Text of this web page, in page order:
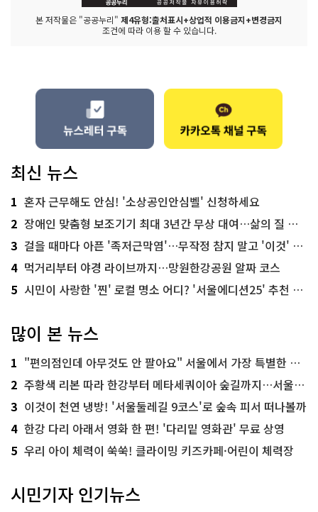
본 저작물은 "공공누리" 제4유형:출처표시+상업적 이용금지+변경금지
조건에 따라 이용 할 수 있습니다.
최신 뉴스
1 혼자 근무해도 안심! '소상공인안심벨' 신청하세요
2 장애인 맞춤형 보조기기 최대 3년간 무상 대여…삶의 질 높인다
3 걸을 때마다 아픈 '족저근막염'…무작정 참지 말고 '이것' 해보세요!
4 먹거리부터 야경 라이브까지…망원한강공원 알짜 코스
5 시민이 사랑한 '찐' 로컬 명소 어디? '서울에디션25' 추천 코스
많이 본 뉴스
1 "편의점인데 아무것도 안 팔아요" 서울에서 가장 특별한 편의점의 정체
2 주황색 리본 따라 한강부터 메타세쿼이아 숲길까지…서울둘레길 15코스
3 이것이 천연 냉방! '서울둘레길 9코스'로 숲속 피서 떠나볼까
4 한강 다리 아래서 영화 한 편! '다리밑 영화관' 무료 상영
5 우리 아이 체력이 쑥쑥! 클라이밍 키즈카페·어린이 체력장
시민기자 인기뉴스